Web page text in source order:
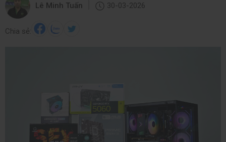
Lê Minh Tuấn 30-03-2026
Chia sẻ: